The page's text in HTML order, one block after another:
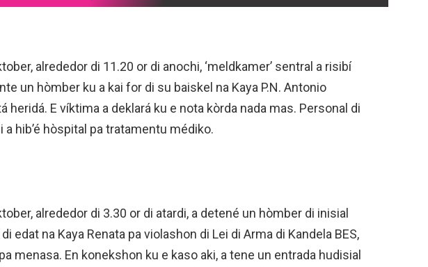
alrededor di 11.20 or di anochi, ‘meldkamer’ sentral a risibí
un hòmber ku a kai for di su baiskel na Kaya P.N. Antonio
heridá. E víktima a deklará ku e nota kòrda nada mas. Personal di
a hib’é hòspital pa tratamentu médiko.
alrededor di 3.30 or di atardi, a detené un hòmber di inisial
edat na Kaya Renata pa violashon di Lei di Arma di Kandela BES,
menasa. En konekshon ku e kaso aki, a tene un entrada hudisial